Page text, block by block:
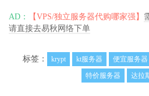
ChinaMobile
16
211.136.63.66
17
211.136. 95.226 223.23 ms
ChinaMobile
AD： 【VPS/独立服务器代购哪家强】
请直接去易秋网络下单
标签： krypt kt服务器 便宜服务器
特价服务器
达拉